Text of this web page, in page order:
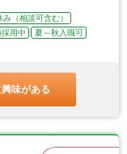
み（相談可含む）
用中
夏～秋入職可
味がある